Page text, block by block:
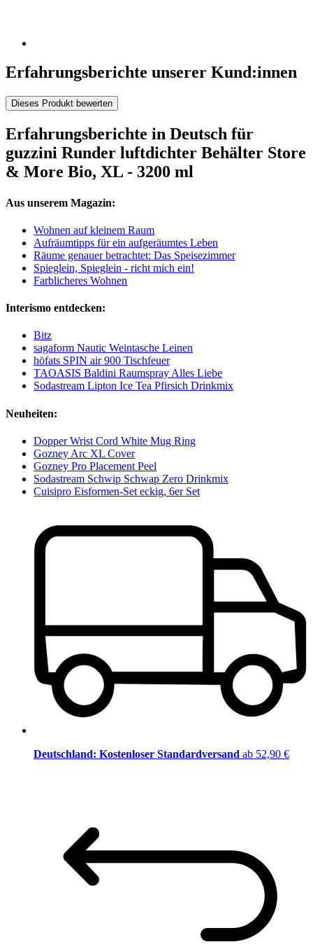
Erfahrungsberichte unserer Kund:innen
Dieses Produkt bewerten
Erfahrungsberichte in Deutsch für
guzzini Runder luftdichter Behälter Store
& More Bio, XL - 3200 ml
Aus unserem Magazin:
Wohnen auf kleinem Raum
Aufräumtipps für ein aufgeräumtes Leben
Räume genauer betrachtet: Das Speisezimmer
Spieglein, Spieglein - richt mich ein!
Farblicheres Wohnen
Interismo entdecken:
Bitz
sagaform Nautic Weintasche Leinen
höfats SPIN air 900 Tischfeuer
TAOASIS Baldini Raumspray Alles Liebe
Sodastream Lipton Ice Tea Pfirsich Drinkmix
Neuheiten:
Dopper Wrist Cord White Mug Ring
Gozney Arc XL Cover
Gozney Pro Placement Peel
Sodastream Schwip Schwap Zero Drinkmix
Cuisipro Eisformen-Set eckig, 6er Set
Deutschland: Kostenloser Standardversand ab 52,90 €